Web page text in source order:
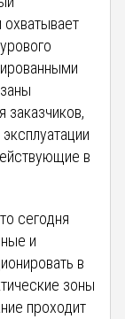
заказчиков,
в
сегодня
и
в
зоны
проходит